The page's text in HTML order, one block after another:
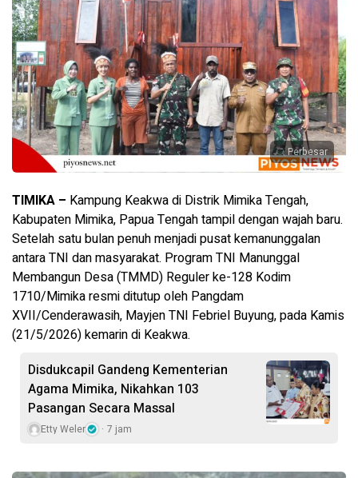
Perbesar
TIMIKA – Kampung Keakwa di Distrik Mimika Tengah,
Kabupaten Mimika, Papua Tengah tampil dengan wajah baru.
Setelah satu bulan penuh menjadi pusat kemanunggalan
antara TNI dan masyarakat. Program TNI Manunggal
Membangun Desa (TMMD) Reguler ke-128 Kodim
1710/Mimika resmi ditutup oleh Pangdam
XVII/Cenderawasih, Mayjen TNI Febriel Buyung, pada Kamis
(21/5/2026) kemarin di Keakwa.
Disdukcapil Gandeng Kementerian
Agama Mimika, Nikahkan 103
Pasangan Secara Massal
Etty Weler 7 jam